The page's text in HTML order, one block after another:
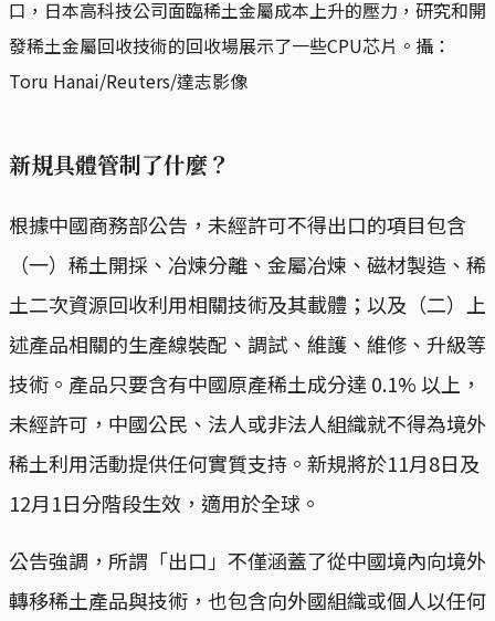
口，日本高科技公司面臨稀土金屬成本上升的壓力，研究和開
發稀土金屬回收技術的回收場展示了一些CPU芯片。攝：
Toru Hanai/Reuters/達志影像
新規具體管制了什麼？
根據中國商務部公告，未經許可不得出口的項目包含
（一）稀土開採、冶煉分離、金屬冶煉、磁材製造、稀
土二次資源回收利用相關技術及其載體；以及（二）上
述產品相關的生產線裝配、調試、維護、維修、升級等
技術。產品只要含有中國原產稀土成分達 0.1% 以上，
未經許可，中國公民、法人或非法人組織就不得為境外
稀土利用活動提供任何實質支持。新規將於11月8日及
12月1日分階段生效，適用於全球。
公告強調，所謂「出口」不僅涵蓋了從中國境內向境外
轉移稀土產品與技術，也包含向外國組織或個人以任何